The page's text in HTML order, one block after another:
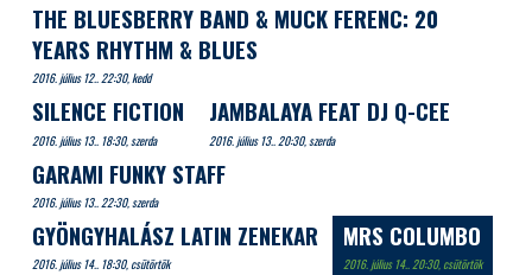
THE BLUESBERRY BAND & MUCK FERENC: 20
YEARS RHYTHM & BLUES
2016. július 12.. 22:30, kedd
SILENCE FICTION
2016. július 13.. 18:30, szerda
JAMBALAYA FEAT DJ Q-CEE
2016. július 13.. 20:30, szerda
GARAMI FUNKY STAFF
2016. július 13.. 22:30, szerda
GYÖNGYHALÁSZ LATIN ZENEKAR
2016. július 14.. 18:30, csütörtök
MRS COLUMBO
2016. július 14.. 20:30, csütörtök